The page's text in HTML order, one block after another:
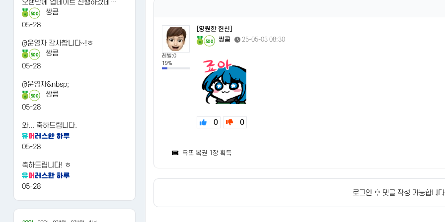
오랜만에 업데이트 진행하겠네…
500
쌍콤
05-28
@운영자 감사합니다~!ㅎ
500
쌍콤
05-28
@운영자&nbsp;
500
쌍콤
05-28
와... 축하드립니다.
05-28
축하드립니다! ㅎ
05-28
레벨:0
19%
[영원한 헌신]
500 쌍콤 25-05-03 08:30
0 0
유또 복권 1장 획득
로그인 후 댓글 작성 가능합니